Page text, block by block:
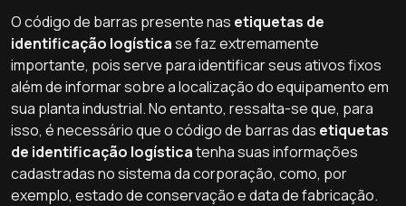
O código de barras presente nas etiquetas de
identificação logísticase faz extremamente
importante, pois serve para identificar seus ativos fixos
além de informar sobre a localização do equipamento em
sua planta industrial. No entanto, ressalta-se que, para
isso, é necessário que o código de barras das etiquetas
de identificação logísticatenha suas informações
cadastradas no sistema da corporação, como, por
exemplo, estado de conservação e data de fabricação.